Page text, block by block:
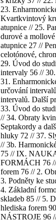
23.
Kvartkvintový
atupnice // 25.
durové a
atupnice 27 //
celotónové,
29. Úvod do
intervaly 56 //
31.
určování
intervalů. Další
33. Úvod do
// 34. Obraty
Septakordy a
hluky 72 // 37.
// 3b.
75 // IX.
FORMÁCH 76
forem 76 // 2.
3. Podněty ke
4. Základní
skladeb 85 // 5.
hlediska forem
NÁSTROJE 96